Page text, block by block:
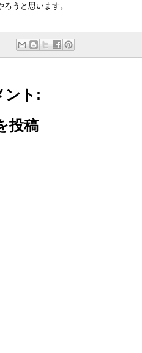
うと思います。
ント:
投稿